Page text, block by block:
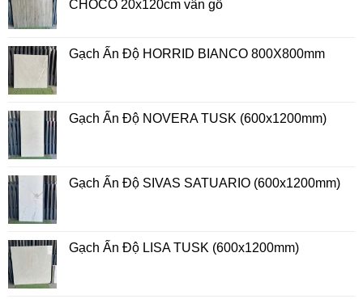
CHOCO 20x120cm vân gỗ
Gạch Ấn Độ HORRID BIANCO 800X800mm
Gạch Ấn Độ NOVERA TUSK (600x1200mm)
Gạch Ấn Độ SIVAS SATUARIO (600x1200mm)
Gạch Ấn Độ LISA TUSK (600x1200mm)